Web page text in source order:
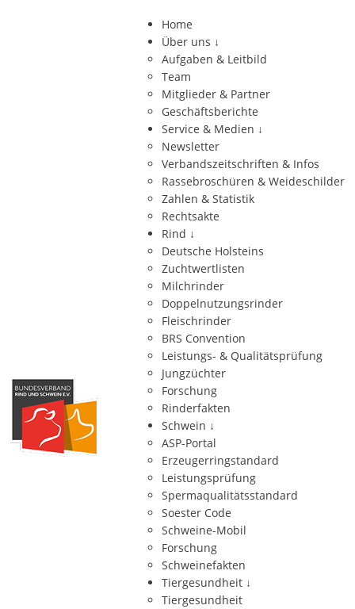
Home
Über uns ↓
Aufgaben & Leitbild
Team
Mitglieder & Partner
Geschäftsberichte
Service & Medien ↓
Newsletter
Verbandszeitschriften & Infos
Rassebroschüren & Weideschilder
Zahlen & Statistik
Rechtsakte
Rind ↓
Deutsche Holsteins
Zuchtwertlisten
Milchrinder
Doppelnutzungsrinder
Fleischrinder
BRS Convention
Leistungs- & Qualitätsprüfung
Jungzüchter
Forschung
Rinderfakten
Schwein ↓
ASP-Portal
Erzeugerringstandard
Leistungsprüfung
Spermaqualitätsstandard
Soester Code
Schweine-Mobil
Forschung
Schweinefakten
Tiergesundheit ↓
Tiergesundheit